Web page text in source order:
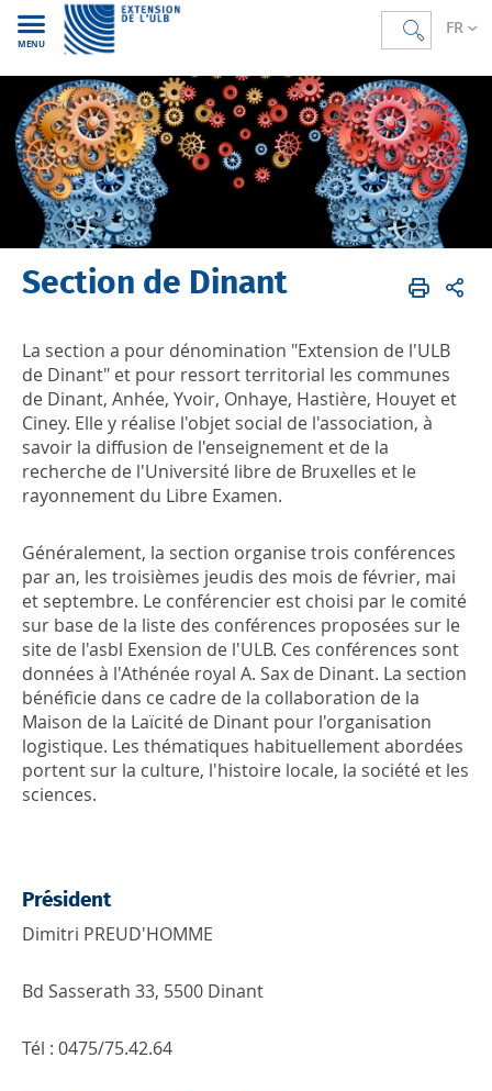
FR
MENU
Accueil FR Nos antennes Dinant
Section de Dinant
La section a pour dénomination "Extension de l'ULB
de Dinant" et pour ressort territorial les communes
de Dinant, Anhée, Yvoir, Onhaye, Hastière, Houyet et
Ciney. Elle y réalise l'objet social de l'association, à
savoir la diffusion de l'enseignement et de la
recherche de l'Université libre de Bruxelles et le
rayonnement du Libre Examen.
Généralement, la section organise trois conférences
par an, les troisièmes jeudis des mois de février, mai
et septembre. Le conférencier est choisi par le comité
sur base de la liste des conférences proposées sur le
site de l'asbl Exension de l'ULB. Ces conférences sont
données à l'Athénée royal A. Sax de Dinant. La section
bénéficie dans ce cadre de la collaboration de la
Maison de la Laïcité de Dinant pour l'organisation
logistique. Les thématiques habituellement abordées
portent sur la culture, l'histoire locale, la société et les
sciences.
Président
Dimitri PREUD'HOMME
Bd Sasserath 33, 5500 Dinant
Tél : 0475/75.42.64